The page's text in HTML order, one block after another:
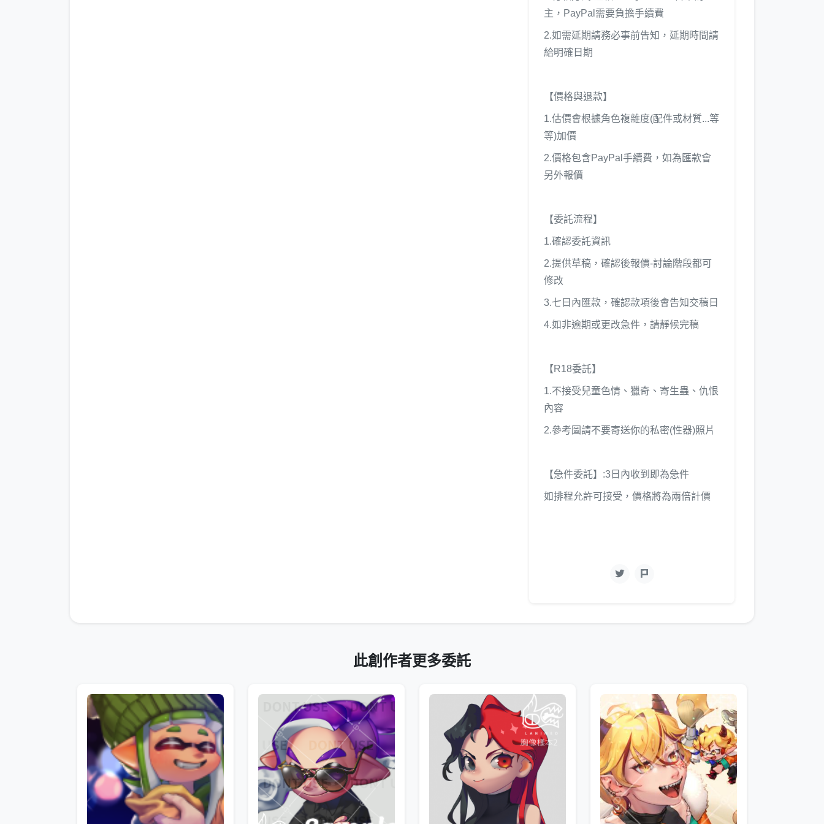
主，PayPal需要負擔手續費
2.如需延期請務必事前告知，延期時間請
給明確日期
【價格與退款】
1.估價會根據角色複雜度(配件或材質...等
等)加價
2.價格包含PayPal手續費，如為匯款會
另外報價
【委託流程】
1.確認委託資訊
2.提供草稿，確認後報價-討論階段都可
修改
3.七日內匯款，確認款項後會告知交稿日
4.如非逾期或更改急件，請靜候完稿
【R18委託】
1.不接受兒童色情、獵奇、寄生蟲、仇恨
內容
2.參考圖請不要寄送你的私密(性器)照片
【急件委託】:3日內收到即為急件
如排程允許可接受，價格將為兩倍計價
此創作者更多委託